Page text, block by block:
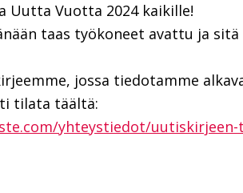
Uutta Vuotta 2024 kaikille!
taas työkoneet avattu ja
jossa tiedotamme
tilata täältä:
yhteystiedot/